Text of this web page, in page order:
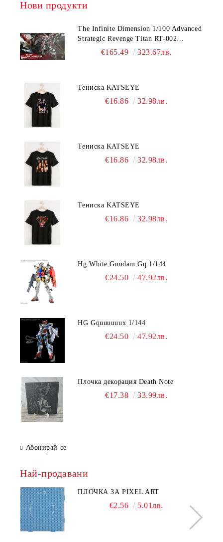
Нови продукти
The Infinite Dimension 1/100 Advanced
Strategic Revenge Titan RT-002
Nemesis€165.49 323.67лв.
Тениска KATSEYE
€16.86 32.98лв.
Тениска KATSEYE
€16.86 32.98лв.
Тениска KATSEYE
€16.86 32.98лв.
Hg White Gundam Gq 1/144
€24.50 47.92лв.
HG Gquuuuuux 1/144
€24.50 47.92лв.
Плочка декорация Death Note
€17.38 33.99лв.
Абонирай се
Най-продавани
ПЛОЧКА ЗА PIXEL ART
€2.56 5.01лв.